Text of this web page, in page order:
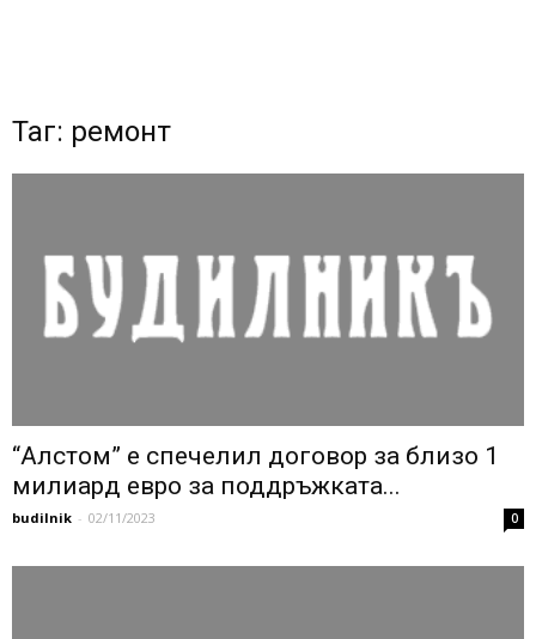
Таг: ремонт
“Алстом” е спечелил договор за близо 1
милиард евро за поддръжката...
budilnik - 02/11/2023 0